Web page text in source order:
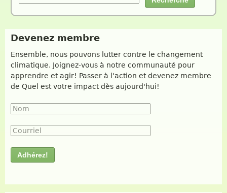
Devenez membre
Ensemble, nous pouvons lutter contre le changement
climatique. Joignez-vous à notre communauté pour
apprendre et agir! Passer à l'action et devenez membre
de Quel est votre impact dès aujourd'hui!
Nom
Courriel